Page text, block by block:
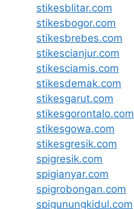
stikesblitar.com
stikesbogor.com
stikesbrebes.com
stikescianjur.com
stikesciamis.com
stikesdemak.com
stikesgarut.com
stikesgorontalo.com
stikesgowa.com
stikesgresik.com
spigresik.com
spigianyar.com
spigrobongan.com
spigunungkidul.com